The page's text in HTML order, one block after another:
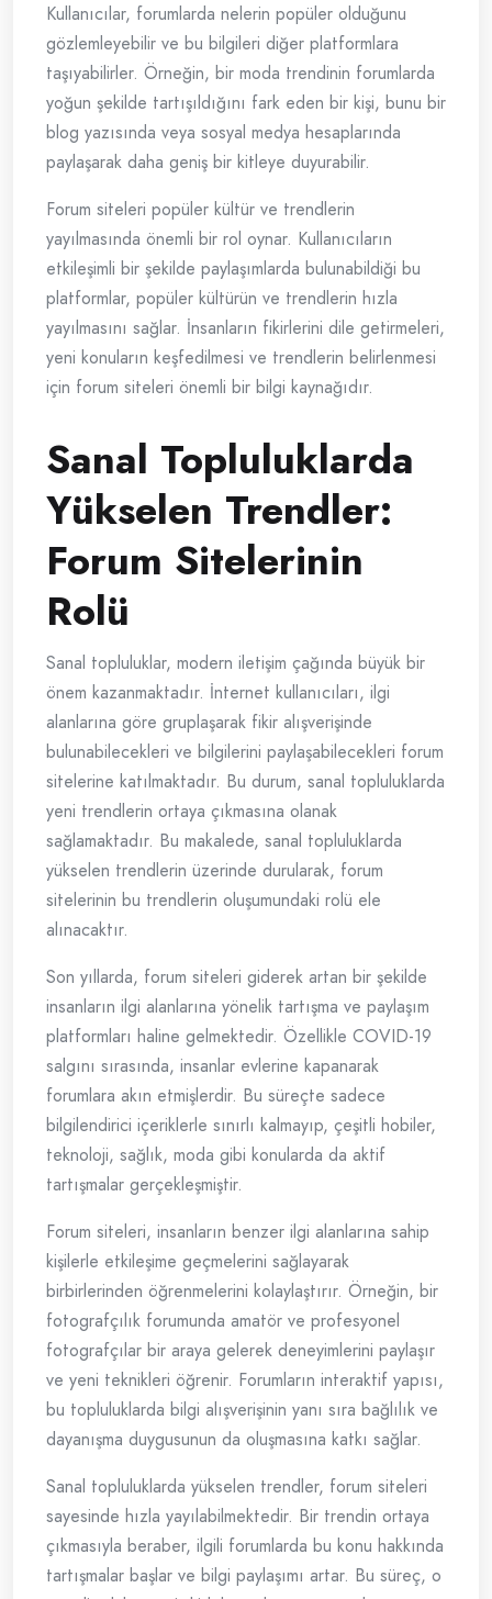
Kullanıcılar, forumlarda nelerin popüler olduğunu
gözlemleyebilir ve bu bilgileri diğer platformlara
taşıyabilirler. Örneğin, bir moda trendinin forumlarda
yoğun şekilde tartışıldığını fark eden bir kişi, bunu bir
blog yazısında veya sosyal medya hesaplarında
paylaşarak daha geniş bir kitleye duyurabilir.
Forum siteleri popüler kültür ve trendlerin
yayılmasında önemli bir rol oynar. Kullanıcıların
etkileşimli bir şekilde paylaşımlarda bulunabildiği bu
platformlar, popüler kültürün ve trendlerin hızla
yayılmasını sağlar. İnsanların fikirlerini dile getirmeleri,
yeni konuların keşfedilmesi ve trendlerin belirlenmesi
için forum siteleri önemli bir bilgi kaynağıdır.
Sanal Topluluklarda
Yükselen Trendler:
Forum Sitelerinin
Rolü
Sanal topluluklar, modern iletişim çağında büyük bir
önem kazanmaktadır. İnternet kullanıcıları, ilgi
alanlarına göre gruplaşarak fikir alışverişinde
bulunabilecekleri ve bilgilerini paylaşabilecekleri forum
sitelerine katılmaktadır. Bu durum, sanal topluluklarda
yeni trendlerin ortaya çıkmasına olanak
sağlamaktadır. Bu makalede, sanal topluluklarda
yükselen trendlerin üzerinde durularak, forum
sitelerinin bu trendlerin oluşumundaki rolü ele
alınacaktır.
Son yıllarda, forum siteleri giderek artan bir şekilde
insanların ilgi alanlarına yönelik tartışma ve paylaşım
platformları haline gelmektedir. Özellikle COVID-19
salgını sırasında, insanlar evlerine kapanarak
forumlara akın etmişlerdir. Bu süreçte sadece
bilgilendirici içeriklerle sınırlı kalmayıp, çeşitli hobiler,
teknoloji, sağlık, moda gibi konularda da aktif
tartışmalar gerçekleşmiştir.
Forum siteleri, insanların benzer ilgi alanlarına sahip
kişilerle etkileşime geçmelerini sağlayarak
birbirlerinden öğrenmelerini kolaylaştırır. Örneğin, bir
fotografçılık forumunda amatör ve profesyonel
fotografçılar bir araya gelerek deneyimlerini paylaşır
ve yeni teknikleri öğrenir. Forumların interaktif yapısı,
bu topluluklarda bilgi alışverişinin yanı sıra bağlılık ve
dayanışma duygusunun da oluşmasına katkı sağlar.
Sanal topluluklarda yükselen trendler, forum siteleri
sayesinde hızla yayılabilmektedir. Bir trendin ortaya
çıkmasıyla beraber, ilgili forumlarda bu konu hakkında
tartışmalar başlar ve bilgi paylaşımı artar. Bu süreç, o